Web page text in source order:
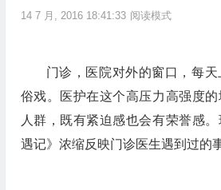
14 7 月, 2016 18:41:33 阅读模式
门诊，医院对外的窗口，每
俗戏。医护在这个高压力高强度
人群，既有紧迫感也会有荣誉感
遇记》浓缩反映门诊医生遇到过的事